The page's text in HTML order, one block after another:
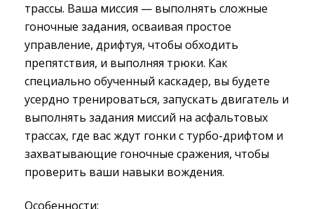
трассы. Ваша миссия — выполнять сложные
гоночные задания, осваивая простое
управление, дрифтуя, чтобы обходить
препятствия, и выполняя трюки. Как
специально обученный каскадер, вы будете
усердно тренироваться, запускать двигатель и
выполнять задания миссий на асфальтовых
трассах, где вас ждут гонки с турбо-дрифтом и
захватывающие гоночные сражения, чтобы
проверить ваши навыки вождения.
Особенности: